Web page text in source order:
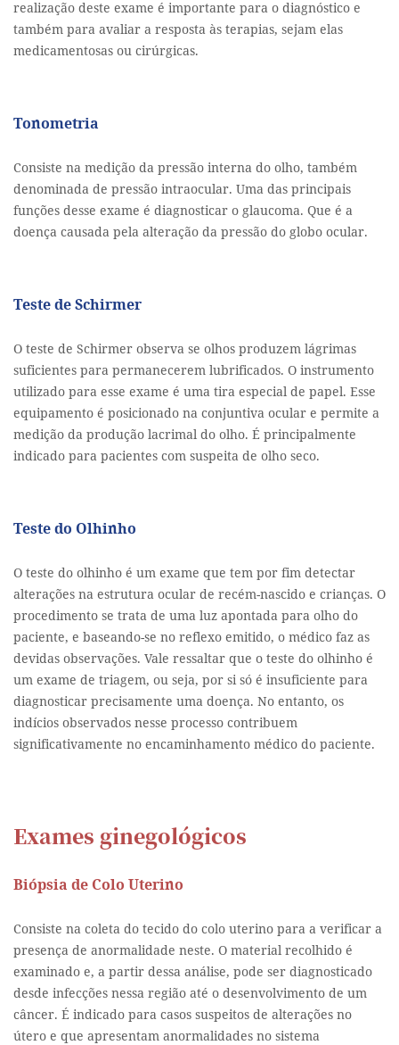
realização deste exame é importante para o diagnóstico e
também para avaliar a resposta às terapias, sejam elas
medicamentosas ou cirúrgicas.
Tonometria
Consiste na medição da pressão interna do olho, também
denominada de pressão intraocular. Uma das principais
funções desse exame é diagnosticar o glaucoma. Que é a
doença causada pela alteração da pressão do globo ocular.
Teste de Schirmer
O teste de Schirmer observa se olhos produzem lágrimas
suficientes para permanecerem lubrificados. O instrumento
utilizado para esse exame é uma tira especial de papel. Esse
equipamento é posicionado na conjuntiva ocular e permite a
medição da produção lacrimal do olho. É principalmente
indicado para pacientes com suspeita de olho seco.
Teste do Olhinho
O teste do olhinho é um exame que tem por fim detectar
alterações na estrutura ocular de recém-nascido e crianças. O
procedimento se trata de uma luz apontada para olho do
paciente, e baseando-se no reflexo emitido, o médico faz as
devidas observações. Vale ressaltar que o teste do olhinho é
um exame de triagem, ou seja, por si só é insuficiente para
diagnosticar precisamente uma doença. No entanto, os
indícios observados nesse processo contribuem
significativamente no encaminhamento médico do paciente.
Exames ginegológicos
Biópsia de Colo Uterino
Consiste na coleta do tecido do colo uterino para a verificar a
presença de anormalidade neste. O material recolhido é
examinado e, a partir dessa análise, pode ser diagnosticado
desde infecções nessa região até o desenvolvimento de um
câncer. É indicado para casos suspeitos de alterações no
útero e que apresentam anormalidades no sistema